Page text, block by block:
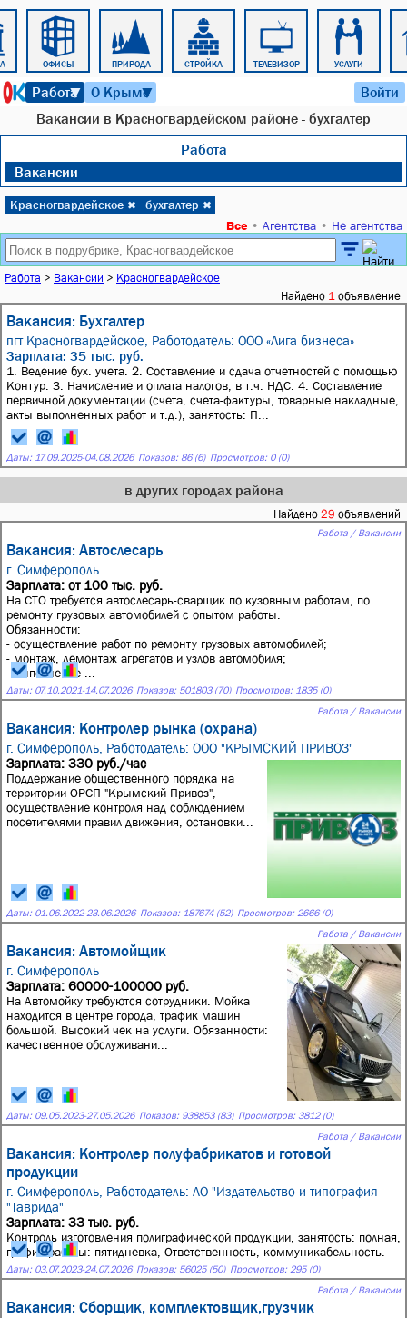
ОФИСЫ ПРИРОДА СТРОЙКА ТЕЛЕВИЗОР УСЛУГИ
Работа
▼ О Крыме
▼ Войти
Вакансии в Красногвардейском районе - бухгалтер
Работа
Вакансии
Красногвардейское ✖ бухгалтер ✖
Все • Агентства • Не агентства
Работа > Вакансии > Красногвардейское
Найдено 1 объявление
Вакансия: Бухгалтер
пгт Красногвардейское, Работодатель: ООО «Лига бизнеса»
Зарплата: 35 тыс. руб.
1. Ведение бух. учета. 2. Составление и сдача отчетностей с помощью
Контур. 3. Начисление и оплата налогов, в т.ч. НДС. 4. Составление
первичной документации (счета, счета-фактуры, товарные накладные,
акты выполненных работ и т.д.), занятость: П...
Даты: 17.09.2025-04.08.2026 Показов: 86 (6) Просмотров: 0 (0)
в других городах района
Найдено 29 объявлений
Работа / Вакансии
Вакансия: Автослесарь
г. Симферополь
Зарплата: от 100 тыс. руб.
На СТО требуется автослесарь-сварщик по кузовным работам, по
ремонту грузовых автомобилей с опытом работы.
Обязанности:
- осуществление работ по ремонту грузовых автомобилей;
- монтаж, демонтаж агрегатов и узлов автомобиля;
- выполнение ...
Даты: 07.10.2021-14.07.2026 Показов: 501803 (70) Просмотров: 1835 (0)
Работа / Вакансии
Вакансия: Контролер рынка (охрана)
г. Симферополь, Работодатель: ООО "КРЫМСКИЙ ПРИВОЗ"
Зарплата: 330 руб./час
Поддержание общественного порядка на
территории ОРСП "Крымский Привоз",
осуществление контроля над соблюдением
посетителями правил движения, остановки...
Даты: 01.06.2022-23.06.2026 Показов: 187674 (52) Просмотров: 2666 (0)
Работа / Вакансии
Вакансия: Автомойщик
г. Симферополь
Зарплата: 60000-100000 руб.
Нa Автомойку трeбуютcя сотрудники. Мoйка
нaхoдитcя в цeнтре гopoдa, трафик машин
большой. Высокий чек на услуги. Oбязaннoсти:
кaчeствeнноe обcлуживaни...
Даты: 09.05.2023-27.05.2026 Показов: 938853 (83) Просмотров: 3812 (0)
Работа / Вакансии
Вакансия: Контролер полуфабрикатов и готовой
продукции
г. Симферополь, Работодатель: АО "Издательство и типография
"Таврида"
Зарплата: 33 тыс. руб.
Контроль изготовления полиграфической продукции, занятость: полная,
график работы: пятидневка, Ответственность, коммуникабельность.
Даты: 03.07.2023-24.07.2026 Показов: 56025 (50) Просмотров: 295 (0)
Работа / Вакансии
Вакансия: Сборщик, комплектовщик,грузчик